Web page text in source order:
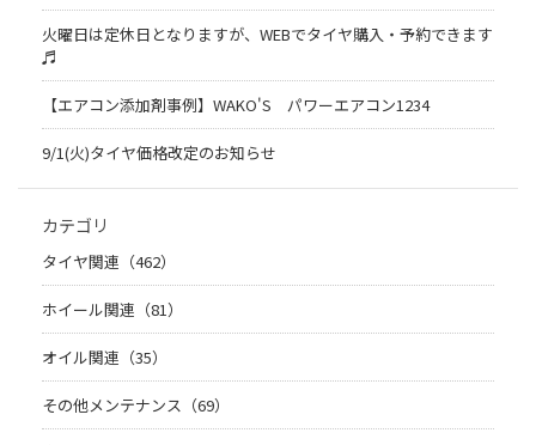
火曜日は定休日となりますが、WEBでタイヤ購入・予約できます
♬
【エアコン添加剤事例】WAKO'S パワーエアコン1234
9/1(火)タイヤ価格改定のお知らせ
カテゴリ
タイヤ関連（462）
ホイール関連（81）
オイル関連（35）
その他メンテナンス（69）